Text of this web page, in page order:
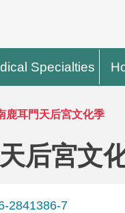
Specialties
鹿耳門天后宮文化季
后宮文
2841386-7